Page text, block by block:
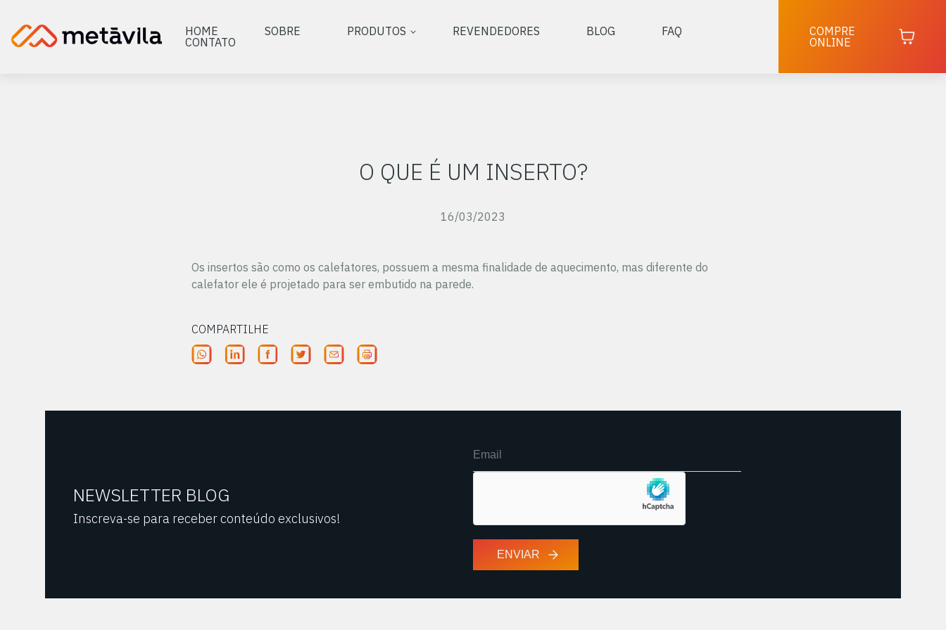
HOME SOBRE PRODUTOS REVENDEDORES BLOG
FAQ
CONTATO
COMPRE
ONLINE
O QUE É UM INSERTO?
16/03/2023
Os insertos são como os calefatores, possuem a mesma finalidade de aquecimento, mas diferente do
calefator ele é projetado para ser embutido na parede.
COMPARTILHE
NEWSLETTER BLOG
Inscreva-se para receber conteúdo exclusivos!